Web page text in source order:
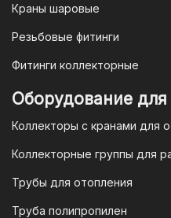
выставим вам
оплатить в
организаций и
связаться с
электронную
opt@mail.ru
Краны шаровые
Резьбовые фитинги
Фитинги коллекторные
Оборудование для
Коллекторы с кранами для
Коллекторные группы для
Трубы для отопления
Труба полипропилен